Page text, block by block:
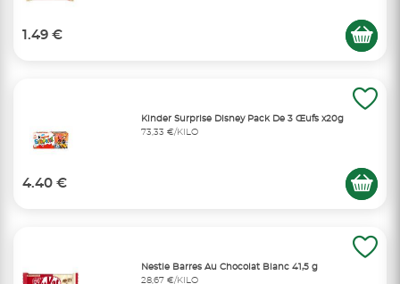
1.49 €
Kinder Surprise Disney Pack De 3 Œufs x20g
73,33 €/KILO
4.40 €
Nestle Barres Au Chocolat Blanc 41,5 g
28,67 €/KILO